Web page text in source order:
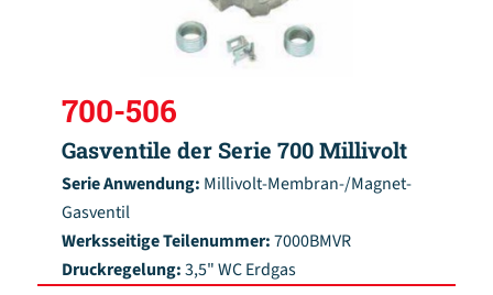
700-506
Gasventile der Serie 700 Millivolt
Serie Anwendung: Millivolt-Membran-/Magnet-
Gasventil
Werksseitige Teilenummer:7000BMVR
Druckregelung:3,5" WC Erdgas